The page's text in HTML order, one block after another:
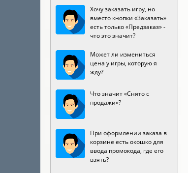
Хочу заказать игру, но
вместо кнопки «Заказать»
есть только «Предзаказ» -
что это значит?
Может ли измениться
цена у игры, которую я
жду?
Что значит «Снято с
продажи»?
При оформлении заказа в
корзине есть окошко для
ввода промокода, где его
взять?